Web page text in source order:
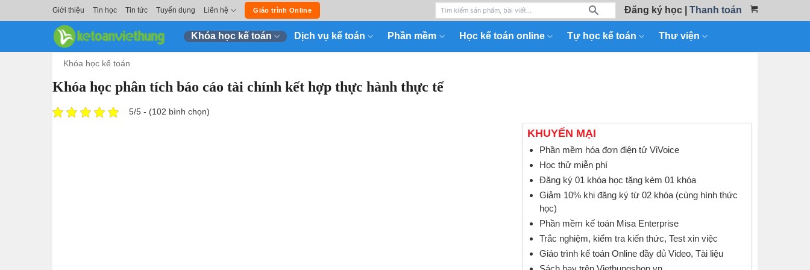
Giới thiệu Tin học Tin tức Tuyển dụng Liên hệ Giáo trình Online Đăng ký học| Thanh toán
Khóa học kế toán Dịch vụ kế toán Phần mềm Học kế toán online Tự học kế toán Thư viện
Khóa học kế toán
Khóa học phân tích báo cáo tài chính kết hợp thực hành thực tế
5/5 - (102 bình chọn)
KHUYẾN MẠI
Phần mềm hóa đơn điện tử ViVoice
Học thử miễn phí
Đăng ký 01 khóa học tặng kèm 01 khóa
Giảm 10% khi đăng ký từ 02 khóa (cùng hình thức
học)
Phần mềm kế toán Misa Enterprise
Trắc nghiệm, kiểm tra kiến thức, Test xin việc
Giáo trình kế toán Online đầy đủ Video, Tài liệu